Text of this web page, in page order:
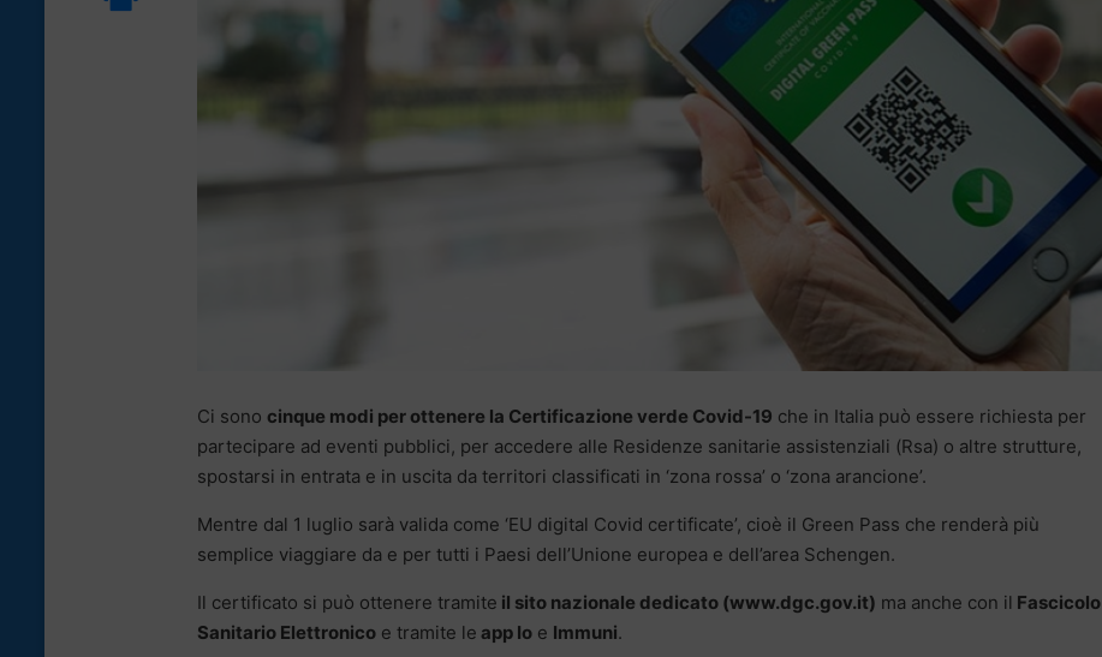
Ci sono cinque modi per ottenere la Certificazione verde Covid-19 che in Italia può essere richiesta per
partecipare ad eventi pubblici, per accedere alle Residenze sanitarie assistenziali (Rsa) o altre strutture,
spostarsi in entrata e in uscita da territori classificati in ‘zona rossa’ o ‘zona arancione’.
Mentre dal 1 luglio sarà valida come ‘EU digital Covid certificate’, cioè il Green Pass che renderà più
semplice viaggiare da e per tutti i Paesi dell’Unione europea e dell’area Schengen.
Il certificato si può ottenere tramite il sito nazionale dedicato (www.dgc.gov.it) ma anche con il Fascicolo
Sanitario Elettronico e tramite le app Io e Immuni.